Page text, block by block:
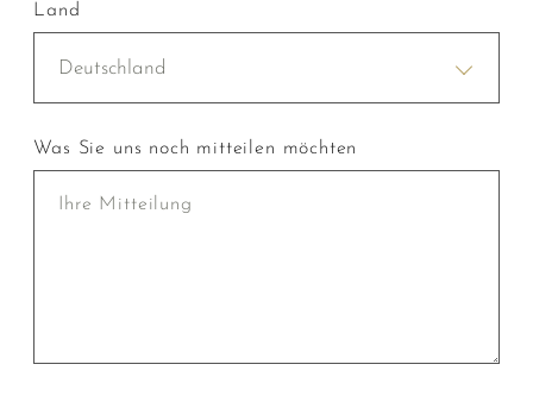
Land
Deutschland
Was Sie uns noch mitteilen möchten